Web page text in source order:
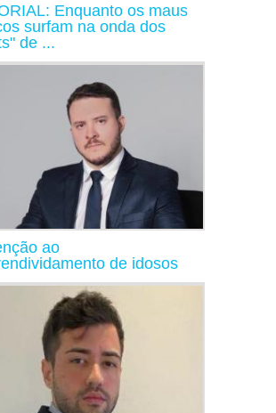
Enquanto os maus
surfam na onda dos
de ...
ao
de idosos